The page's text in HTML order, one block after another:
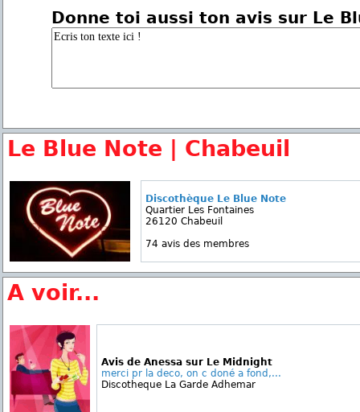
Donne toi aussi ton avis sur Le
Le Blue Note | Chabeuil
Discothèque Le Blue Note
Quartier Les Fontaines
26120 Chabeuil
74 avis des membres
A voir...
Avis de Anessa sur Le Midnight
merci pr la deco, on c doné a fond,...
Discotheque La Garde Adhemar